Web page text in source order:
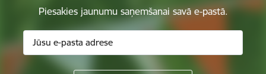
Piesakies jaunumu saņemšanai savā e-pastā.